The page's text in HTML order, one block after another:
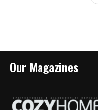
Our Magazines